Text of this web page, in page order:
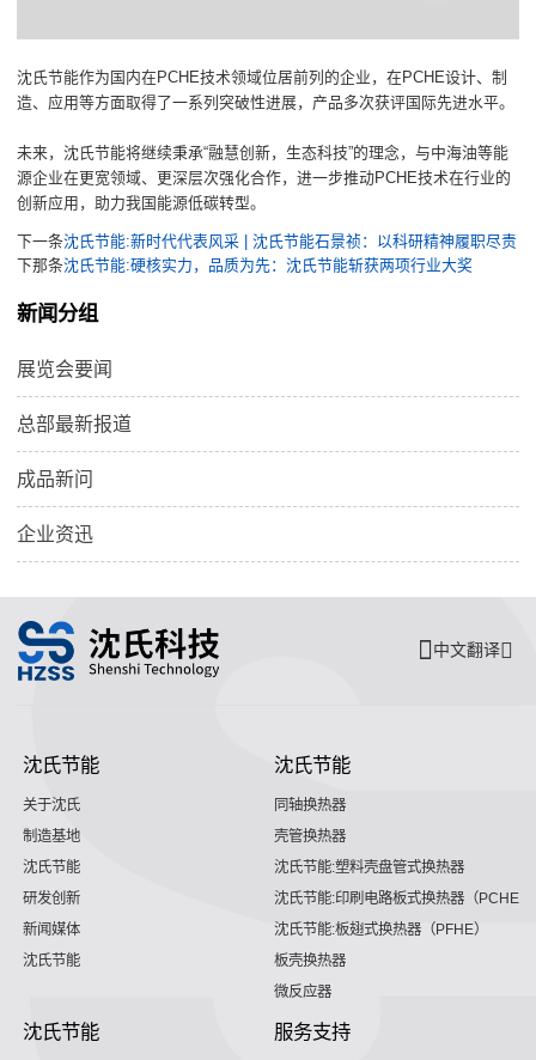
沈氏节能作为国内在PCHE技术领域位居前列的企业，在PCHE设计、制
造、应用等方面取得了一系列突破性进展，产品多次获评国际先进水平。
未来，沈氏节能将继续秉承“融慧创新，生态科技”的理念，与中海油等能
源企业在更宽领域、更深层次强化合作，进一步推动PCHE技术在行业的
创新应用，助力我国能源低碳转型。
下一条沈氏节能:新时代代表风采 | 沈氏节能石景祯：以科研精神履职尽责
下那条沈氏节能:硬核实力，品质为先：沈氏节能斩获两项行业大奖
新闻分组
展览会要闻
总部最新报道
成品新问
企业资迅
中文翻译
沈氏节能
关于沈氏
制造基地
沈氏节能
研发创新
新闻媒体
沈氏节能
沈氏节能
同轴换热器
壳管换热器
沈氏节能:塑料壳盘管式换热器
沈氏节能:印刷电路板式换热器（PCHE）
沈氏节能:板翅式换热器（PFHE）
板壳换热器
微反应器
沈氏节能 服务支持